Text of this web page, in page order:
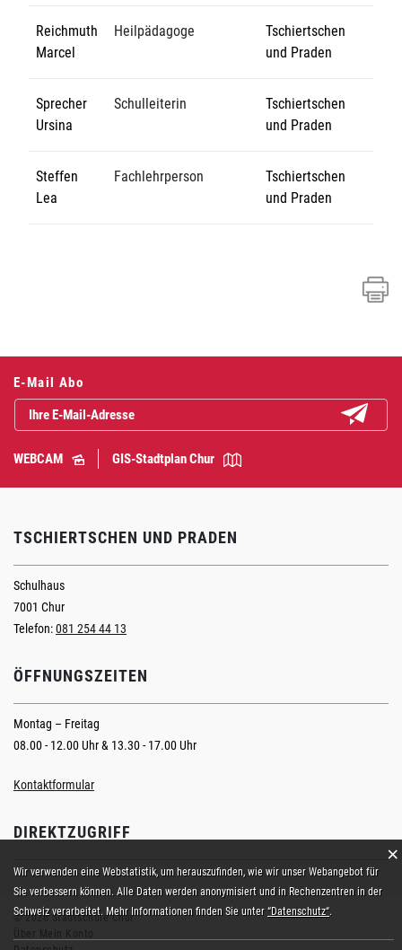
Reichmuth
Marcel
Heilpädagoge
Tschiertschen
und Praden
Sprecher
Ursina
Schulleiterin
Tschiertschen
und Praden
Steffen
Lea
Fachlehrperson
Tschiertschen
und Praden
E-Mail Abo
WEBCAM GIS-Stadtplan Chur
TSCHIERTSCHEN UND PRADEN
Schulhaus
7001 Chur
Telefon:081 254 44 13
ÖFFNUNGSZEITEN
Montag – Freitag
08.00 - 12.00 Uhr & 13.30 - 17.00 Uhr
Kontaktformular
DIREKTZUGRIFF
© 2026 Stadtschule Chur
Über Mein Konto
Webstatistik
Wir verwenden eine Webstatistik, um herauszufinden, wie wir unser Webangebot für
Sie verbessern können. Alle Daten werden anonymisiert und in Rechenzentren in der
Schweiz verarbeitet. Mehr Informationen finden Sie unter “Datenschutz“.
×